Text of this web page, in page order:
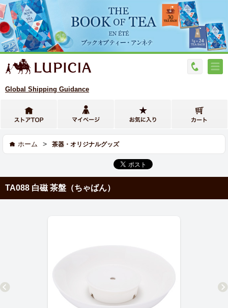
Global Shipping Guidance
ホーム > 茶器・オリジナルグッズ
TA088 白磁 茶盤（ちゃばん）